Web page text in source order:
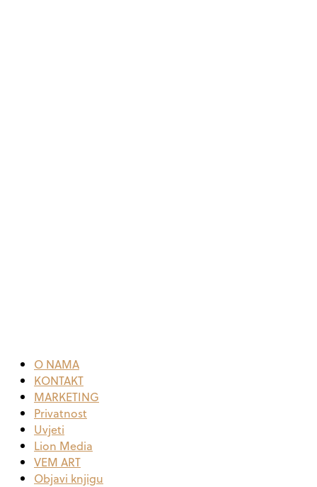
O NAMA
KONTAKT
MARKETING
Privatnost
Uvjeti
Lion Media
VEM ART
Objavi knjigu